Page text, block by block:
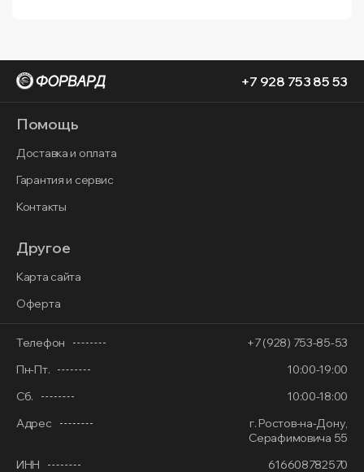
+7 928 753 85 53
Помощь
Доставка и оплата
Гарантия и сервис
Контакты
Другое
Карта сайта
Оферта
Телефон
+7 (928) 753-85-53
Пн-Пт.
10:00-19:00
Сб.
10:00-18:00
Адрес
г. Ростов-на-Дону,
Серафимовича 55
ИНН
616608782570